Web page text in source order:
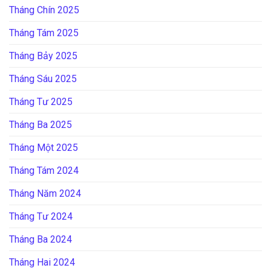
Tháng Chín 2025
Tháng Tám 2025
Tháng Bảy 2025
Tháng Sáu 2025
Tháng Tư 2025
Tháng Ba 2025
Tháng Một 2025
Tháng Tám 2024
Tháng Năm 2024
Tháng Tư 2024
Tháng Ba 2024
Tháng Hai 2024